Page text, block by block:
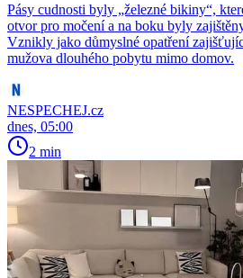
Pásy cudnosti byly „železné bikiny“,
otvor pro močení a na boku byly
Vznikly jako důmyslné opatření
mužova dlouhého pobytu mimo domov.
NESPECHEJ.cz
dnes, 05:00
2 min